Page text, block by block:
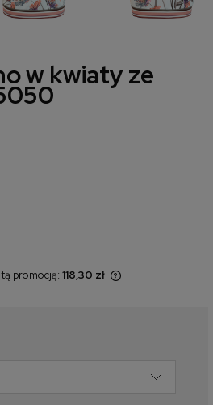
w kwiaty ze
kosztów płatności
promocją: 118,30 zł